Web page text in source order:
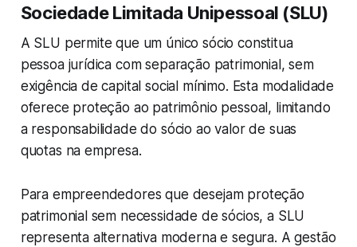
Sociedade Limitada Unipessoal (SLU)
A SLU permite que um único sócio constitua
pessoa jurídica com separação patrimonial, sem
exigência de capital social mínimo. Esta modalidade
oferece proteção ao patrimônio pessoal, limitando
a responsabilidade do sócio ao valor de suas
quotas na empresa.
Para empreendedores que desejam proteção
patrimonial sem necessidade de sócios, a SLU
representa alternativa moderna e segura. A gestão